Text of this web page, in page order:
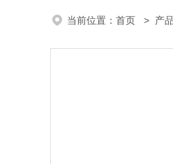
当前位置： 首页 > 产